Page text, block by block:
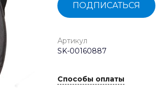
ПОДПИСАТЬСЯ
Артикул
SK-00160887
Способы оплаты